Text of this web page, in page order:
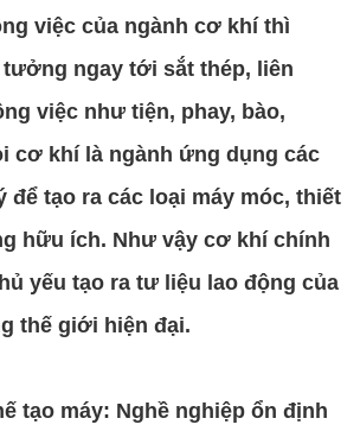
việc của ngành cơ khí thì
ngay tới sắt thép, liên
việc như tiện, phay, bào,
cơ khí là ngành ứng dụng các
để tạo ra các loại máy móc, thiết
hữu ích. Như vậy cơ khí chính
yếu tạo ra tư liệu lao động của
thế giới hiện đại.
tạo máy: Nghề nghiệp ổn định